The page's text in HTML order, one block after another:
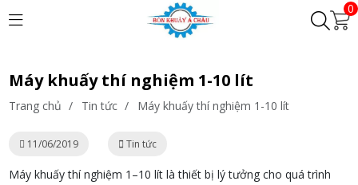
0
Máy khuấy thí nghiệm 1-10 lít
Trang chủ / Tin tức / Máy khuấy thí nghiệm 1-10 lít
11/06/2019 Tin tức
Máy khuấy thí nghiệm 1–10 lít là thiết bị lý tưởng cho quá trình